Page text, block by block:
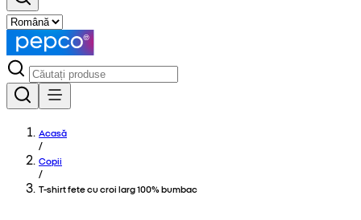
Acasă
/
Copii
/
T-shirt fete cu croi larg 100% bumbac